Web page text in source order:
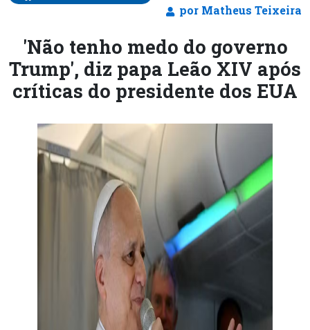
por Matheus Teixeira
'Não tenho medo do governo
Trump', diz papa Leão XIV após
críticas do presidente dos EUA